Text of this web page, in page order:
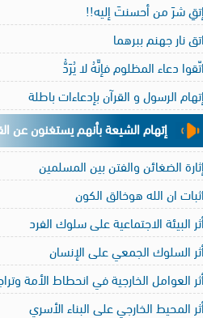
إتقِ شرَ من أحسنتَ إليه!!
اتق نار جهنم ببرهما
اتّقوا دعاء المظلوم فإنَّهُ لا يُرَدُّ
إتهام الرسول و القرآن بإدعاءات باطلة
إتهام الشيعة بأنهم يستغنون عن
إثارة الضغائن والفتن بين المسلمين
اثبات ان الله هوخالق الكون
البيئة الاجتماعية على سلوك الفرد
السلوك الجمعي على الإنسان
العوامل الخارجية في انحطاط الأمة
المحيط الخارجي على البناء الأسري